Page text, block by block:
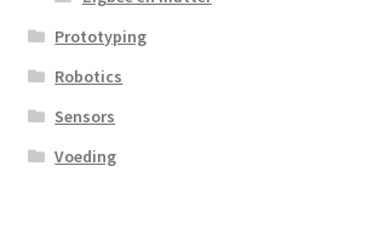
Prototyping
Robotics
Sensors
Voeding